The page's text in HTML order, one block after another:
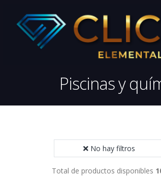
INICIO
Piscinas y
No hay filtros
Total de productos disponibles